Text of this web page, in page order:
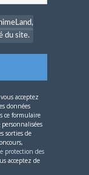
nous
du site.
acceptez
données
ce formulaire
sorties de
protection des
acceptez de